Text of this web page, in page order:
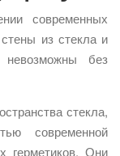
современных
из стекла и
без
стекла,
современной
герметиков. Они